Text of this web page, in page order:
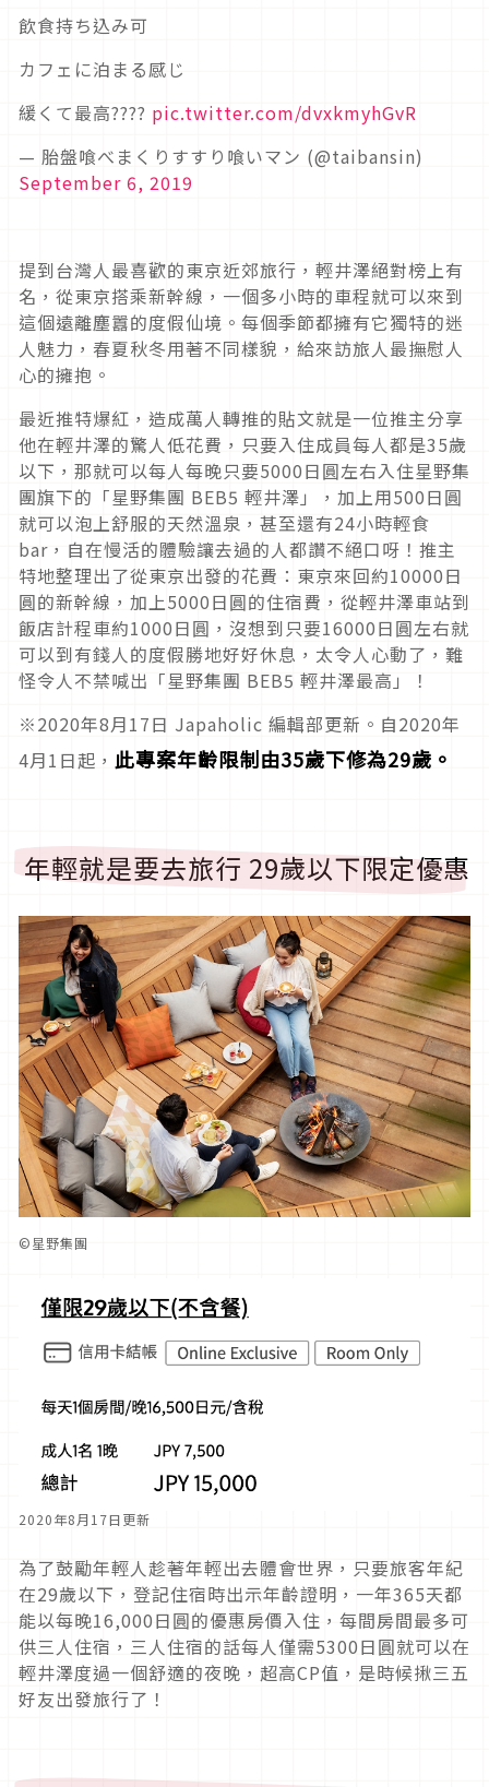
飲食持ち込み可
カフェに泊まる感じ
緩くて最高???? pic.twitter.com/dvxkmyhGvR
— 胎盤喰べまくりすすり喰いマン (@taibansin)
September 6, 2019
提到台灣人最喜歡的東京近郊旅行，輕井澤絕對榜上有
名，從東京搭乘新幹線，一個多小時的車程就可以來到
這個遠離塵囂的度假仙境。每個季節都擁有它獨特的迷
人魅力，春夏秋冬用著不同樣貌，給來訪旅人最撫慰人
心的擁抱。
最近推特爆紅，造成萬人轉推的貼文就是一位推主分享
他在輕井澤的驚人低花費，只要入住成員每人都是35歲
以下，那就可以每人每晚只要5000日圓左右入住星野集
團旗下的「星野集團 BEB5 輕井澤」，加上用500日圓
就可以泡上舒服的天然溫泉，甚至還有24小時輕食
bar，自在慢活的體驗讓去過的人都讚不絕口呀！推主
特地整理出了從東京出發的花費：東京來回約10000日
圓的新幹線，加上5000日圓的住宿費，從輕井澤車站到
飯店計程車約1000日圓，沒想到只要16000日圓左右就
可以到有錢人的度假勝地好好休息，太令人心動了，難
怪令人不禁喊出「星野集團 BEB5 輕井澤最高」！
※2020年8月17日 Japaholic 編輯部更新。自2020年
4月1日起， 此專案年齡限制由35歲下修為29歲。
年輕就是要去旅行 29歲以下限定優惠
©星野集團
2020年8月17日更新
為了鼓勵年輕人趁著年輕出去體會世界，只要旅客年紀
在29歲以下，登記住宿時出示年齡證明，一年365天都
能以每晚16,000日圓的優惠房價入住，每間房間最多可
供三人住宿，三人住宿的話每人僅需5300日圓就可以在
輕井澤度過一個舒適的夜晚，超高CP值，是時候揪三五
好友出發旅行了！